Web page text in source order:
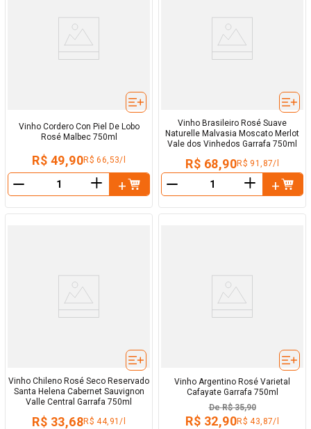
Vinho Cordero Con Piel De Lobo
Rosé Malbec 750ml
R$ 49,90R$ 66,53/l
＋
Vinho Brasileiro Rosé Suave
Naturelle Malvasia Moscato Merlot
Vale dos Vinhedos Garrafa 750ml
R$ 68,90R$ 91,87/l
＋
Vinho Chileno Rosé Seco Reservado
Santa Helena Cabernet Sauvignon
Valle Central Garrafa 750ml
R$ 33,68R$ 44,91/l
Vinho Argentino Rosé Varietal
Cafayate Garrafa 750ml
De R$ 35,90
R$ 32,90R$ 43,87/l